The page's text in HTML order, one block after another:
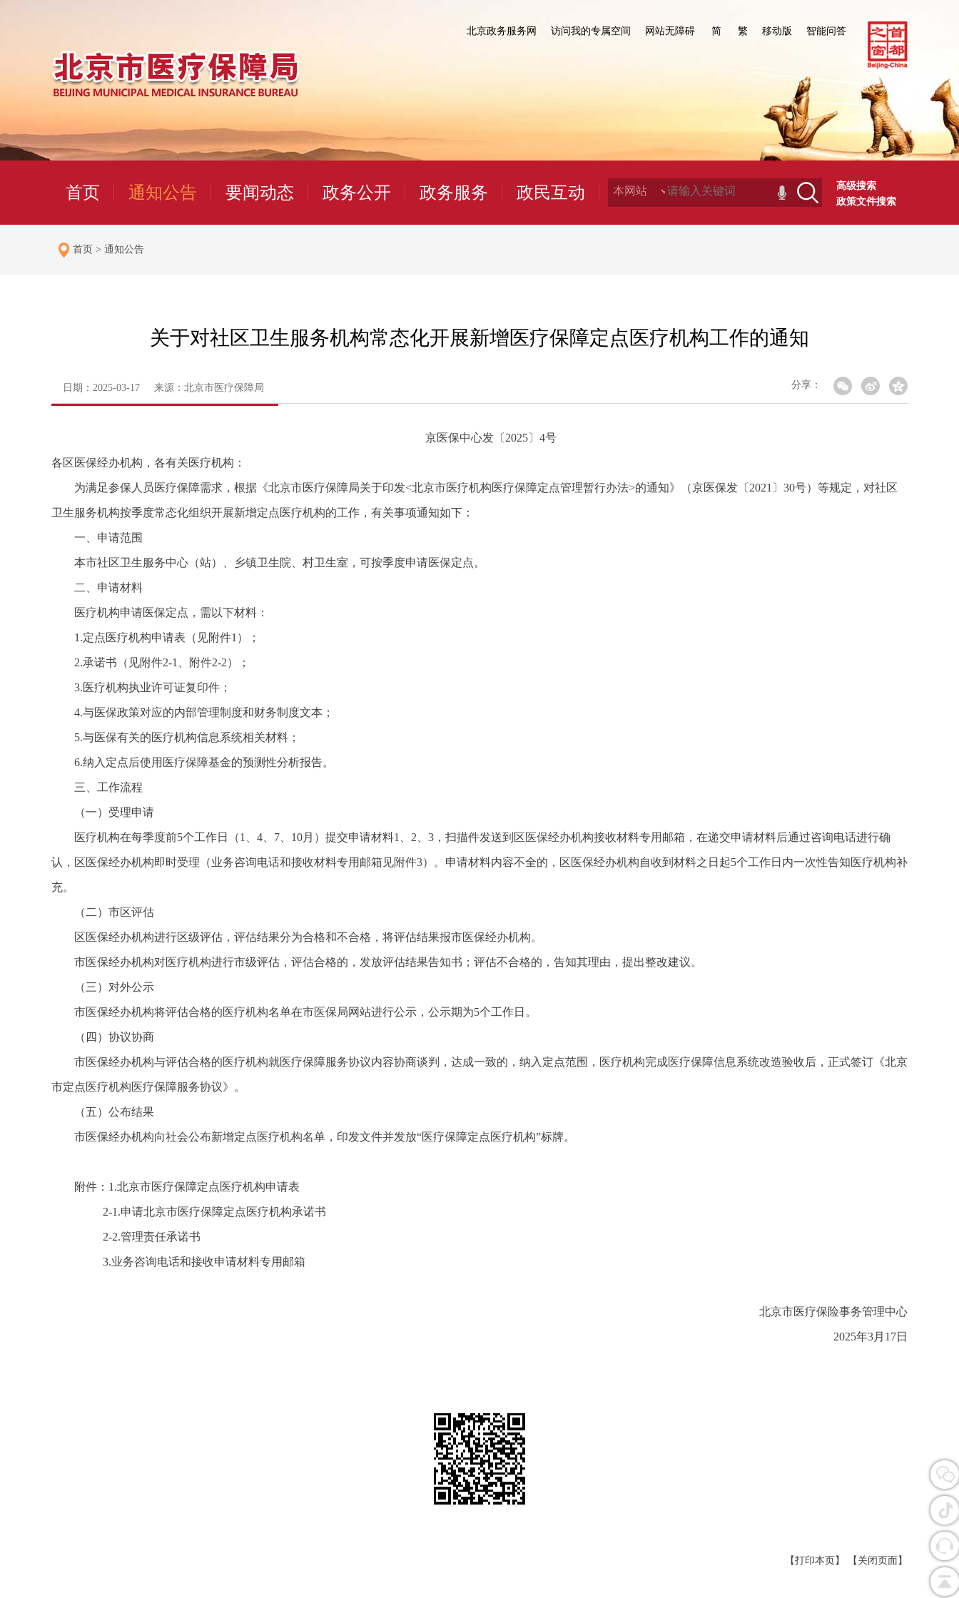
北京政务服务网 访问我的专属空间 网站无障碍 简 繁 移动版 智能问答
首页 通知公告 要闻动态 政务公开 政务服务 政民互动
高级搜索
政策文件搜索
首页 > 通知公告
关于对社区卫生服务机构常态化开展新增医疗保障定点医疗机构工作的通知
日期：2025-03-17 来源：北京市医疗保障局 分享：
京医保中心发〔2025〕4号
各区医保经办机构，各有关医疗机构：
为满足参保人员医疗保障需求，根据《北京市医疗保障局关于印发<北京市医疗机构医疗保障定点管理暂行办法>的通知》（京医保发〔2021〕30号）等规定，对社区
卫生服务机构按季度常态化组织开展新增定点医疗机构的工作，有关事项通知如下：
一、申请范围
本市社区卫生服务中心（站）、乡镇卫生院、村卫生室，可按季度申请医保定点。
二、申请材料
医疗机构申请医保定点，需以下材料：
1.定点医疗机构申请表（见附件1）；
2.承诺书（见附件2-1、附件2-2）；
3.医疗机构执业许可证复印件；
4.与医保政策对应的内部管理制度和财务制度文本；
5.与医保有关的医疗机构信息系统相关材料；
6.纳入定点后使用医疗保障基金的预测性分析报告。
三、工作流程
（一）受理申请
医疗机构在每季度前5个工作日（1、4、7、10月）提交申请材料1、2、3，扫描件发送到区医保经办机构接收材料专用邮箱，在递交申请材料后通过咨询电话进行确
认，区医保经办机构即时受理（业务咨询电话和接收材料专用邮箱见附件3）。申请材料内容不全的，区医保经办机构自收到材料之日起5个工作日内一次性告知医疗机构补
充。
（二）市区评估
区医保经办机构进行区级评估，评估结果分为合格和不合格，将评估结果报市医保经办机构。
市医保经办机构对医疗机构进行市级评估，评估合格的，发放评估结果告知书；评估不合格的，告知其理由，提出整改建议。
（三）对外公示
市医保经办机构将评估合格的医疗机构名单在市医保局网站进行公示，公示期为5个工作日。
（四）协议协商
市医保经办机构与评估合格的医疗机构就医疗保障服务协议内容协商谈判，达成一致的，纳入定点范围，医疗机构完成医疗保障信息系统改造验收后，正式签订《北京
市定点医疗机构医疗保障服务协议》。
（五）公布结果
市医保经办机构向社会公布新增定点医疗机构名单，印发文件并发放“医疗保障定点医疗机构”标牌。
附件：1.北京市医疗保障定点医疗机构申请表
2-1.申请北京市医疗保障定点医疗机构承诺书
2-2.管理责任承诺书
3.业务咨询电话和接收申请材料专用邮箱
北京市医疗保险事务管理中心
2025年3月17日
【打印本页】 【关闭页面】